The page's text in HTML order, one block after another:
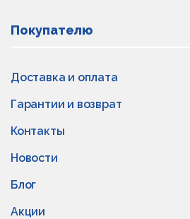
Покупателю
Доставка и оплата
Гарантии и возврат
Контакты
Новости
Блог
Акции